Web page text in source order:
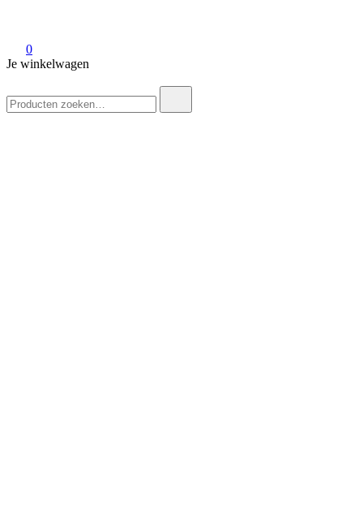
0
Je winkelwagen
naar: